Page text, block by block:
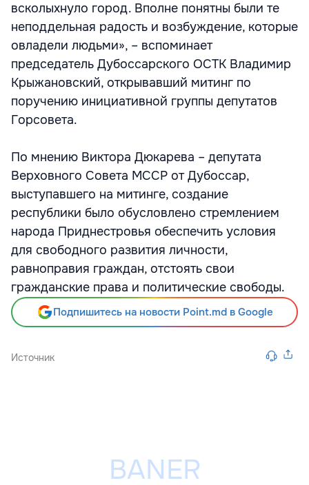
всколыхнуло город. Вполне понятны были те
неподдельная радость и возбуждение, которые
овладели людьми», – вспоминает
председатель Дубоссарского ОСТК Владимир
Крыжановский, открывавший митинг по
поручению инициативной группы депутатов
Горсовета.
По мнению Виктора Дюкарева – депутата
Верховного Совета МССР от Дубоссар,
выступавшего на митинге, создание
республики было обусловлено стремлением
народа Приднестровья обеспечить условия
для свободного развития личности,
равноправия граждан, отстоять свои
гражданские права и политические свободы.
Подпишитесь на новости Point.md в Google
Источник